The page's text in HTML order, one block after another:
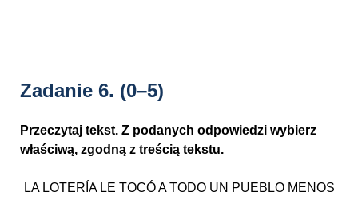
Zadanie 6. (0–5)
Przeczytaj tekst. Z podanych odpowiedzi wybierz
właściwą, zgodną z treścią tekstu.
LA LOTERÍA LE TOCÓ A TODO UN PUEBLO MENOS